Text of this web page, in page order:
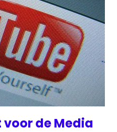
de Media